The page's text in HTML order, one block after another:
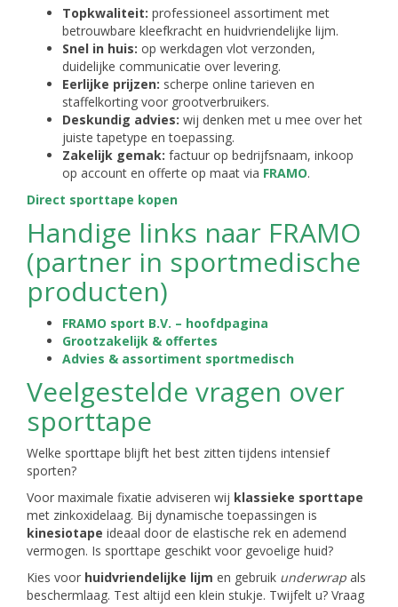
Topkwaliteit: professioneel assortiment met
betrouwbare kleefkracht en huidvriendelijke lijm.
Snel in huis: op werkdagen vlot verzonden,
duidelijke communicatie over levering.
Eerlijke prijzen: scherpe online tarieven en
staffelkorting voor grootverbruikers.
Deskundig advies: wij denken met u mee over het
juiste tapetype en toepassing.
Zakelijk gemak: factuur op bedrijfsnaam, inkoop
op account en offerte op maat via FRAMO.
Direct sporttape kopen
Handige links naar FRAMO
(partner in sportmedische
producten)
FRAMO sport B.V. – hoofdpagina
Grootzakelijk & offertes
Advies & assortiment sportmedisch
Veelgestelde vragen over
sporttape
Welke sporttape blijft het best zitten tijdens intensief
sporten?
Voor maximale fixatie adviseren wij klassieke sporttape
met zinkoxidelaag. Bij dynamische toepassingen is
kinesiotape ideaal door de elastische rek en ademend
vermogen. Is sporttape geschikt voor gevoelige huid?
Kies voor huidvriendelijke lijm en gebruik underwrap als
beschermlaag. Test altijd een klein stukje. Twijfelt u? Vraag